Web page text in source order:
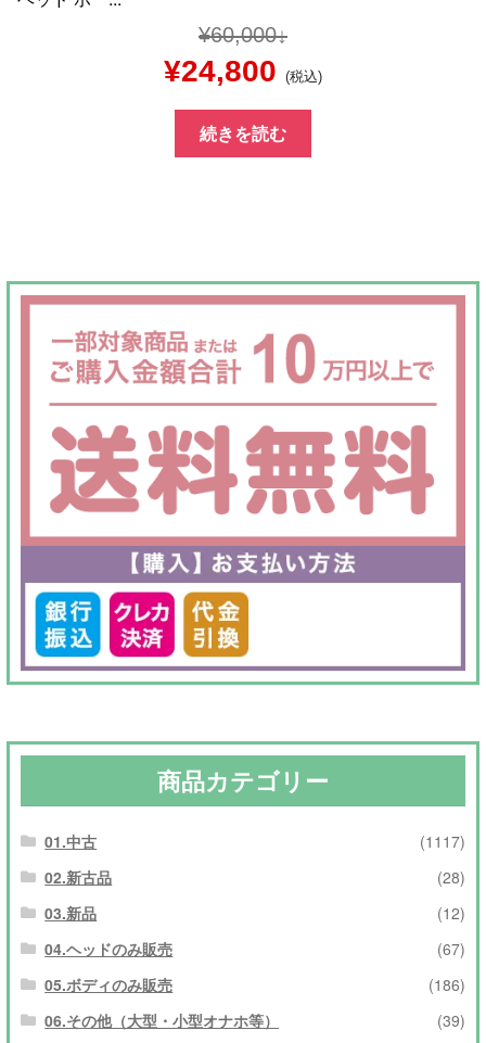
¥60,000
元
の
価
¥60,000
で
し
た。
¥24,800 現
在
の
は
で
す。
(税込)
続きを読む
商品カテゴリー
01.中古
(1117)
02.新古品
(28)
03.新品
(12)
04.ヘッドのみ販売
(67)
05.ボディのみ販売
(186)
06.その他（大型・小型オナホ等）
(39)